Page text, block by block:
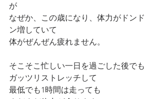
が
なぜか、この歳になり、体力がドンド
ン増していて
体がぜんぜん疲れません。
そこそこ忙しい一日を過ごした後でも
ガッツリストレッチして
最低でも1時間は走っても